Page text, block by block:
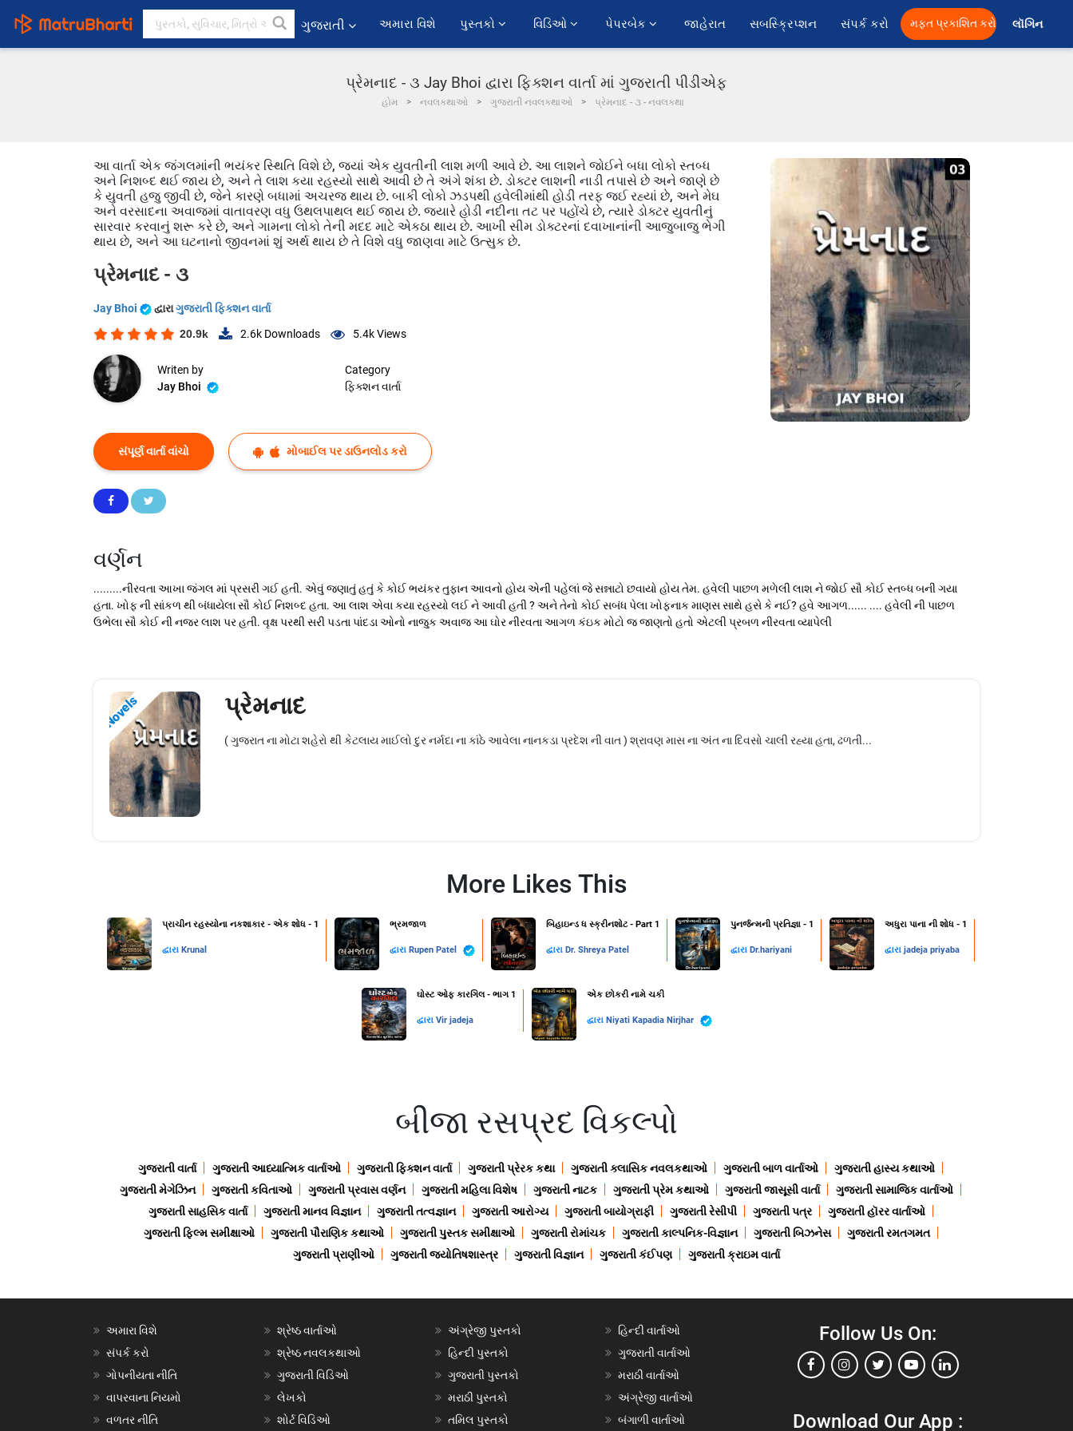
ગુજરાતી અમારા વિશે પુસ્તકો વિડિઓ પેપરબેક જાહેરાત સબસ્ક્રિપ્શન સંપર્ક કરો મફત પ્રકાશિત કરો લૉગિન
પ્રેમનાદ - ૩ Jay Bhoi દ્વારા ફિક્શન વાર્તા માં ગુજરાતી પીડીએફ
હોમ નવલકથાઓ ગુજરાતી નવલકથાઓ પ્રેમનાદ - ૩ - નવલકથા
આ વાર્તા એક જંગલમાંની ભયંકર સ્થિતિ વિશે છે, જ્યાં એક યુવતીની લાશ મળી આવે છે. આ લાશને જોઈને બધા લોકો સ્તબ્ધ
અને નિશબ્દ થઈ જાય છે, અને તે લાશ કયા રહસ્યો સાથે આવી છે તે અંગે શંકા છે. ડોક્ટર લાશની નાડી તપાસે છે અને જાણે છે
કે યુવતી હજુ જીવી છે, જેને કારણે બધામાં અચરજ થાય છે. બાકી લોકો ઝડપથી હવેલીમાંથી હોડી તરફ જઈ રહ્યાં છે, અને મેઘ
અને વરસાદના અવાજમાં વાતાવરણ વધુ ઉથલપાથલ થઈ જાય છે. જ્યારે હોડી નદીના તટ પર પહોંચે છે, ત્યારે ડોક્ટર યુવતીનું
સારવાર કરવાનું શરૂ કરે છે, અને ગામના લોકો તેની મદદ માટે એકઠા થાય છે. આખી સીમ ડોક્ટરનાં દવાખાનાંની આજુબાજુ ભેગી
થાય છે, અને આ ઘટનાનો જીવનમાં શું અર્થ થાય છે તે વિશે વધુ જાણવા માટે ઉત્સુક છે.
પ્રેમનાદ - ૩
Jay Bhoi દ્વારાગુજરાતી ફિક્શન વાર્તા
20.9k 2.6k Downloads 5.4kViews
Writen by
Jay Bhoi
Category
ફિક્શન વાર્તા
સંપૂર્ણ વાર્તા વાંચો મોબાઈલ પર ડાઉનલોડ કરો
વર્ણન
.........નીરવતા આખા જંગલ માં પ્રસરી ગઈ હતી. એવું જણાતું હતું કે કોઈ ભયંકર તુફાન આવનો હોય એની પહેલાં જે સન્નાટો છવાયો હોય તેમ. હવેલી પાછળ મળેલી લાશ ને જોઈ સૌ કોઈ સ્તબ્ધ બની ગયા
હતા. ખોફ ની સાંકળ થી બંધાયેલા સૌ કોઈ નિશબ્દ હતા. આ લાશ એવા કયા રહસ્યો લઈ ને આવી હતી ? અને તેનો કોઈ સબંધ પેલા ખોફનાક માણસ સાથે હસે કે નઈ? હવે આગળ...... .... હવેલી ની પાછળ
ઉભેલા સૌ કોઈ ની નજર લાશ પર હતી. વૃક્ષ પરથી સરી પડતા પાંદડા ઓનો નાજુક અવાજ આ ઘોર નીરવતા આગળ કંઇક મોટો જ જાણતો હતો એટલી પ્રબળ નીરવતા વ્યાપેલી
Novels પ્રેમનાદ
( ગુજરાત ના મોટા શહેરો થી કેટલાય માઈલો દુર નર્મદા ના કાંઠે આવેલા નાનકડા પ્રદેશ ની વાત ) શ્રાવણ માસ ના અંત ના દિવસો ચાલી રહ્યા હતા, ઢળતી...
More Likes This
પ્રાચીન રહસ્યોના નકશાકાર - એક શોધ - 1
દ્વારા Krunal
ભ્રમજાળ
દ્વારા Rupen Patel
બિહાઇન્ડ ધ સ્ક્રીનશોટ - Part 1
દ્વારા Dr. Shreya Patel
પુનર્જન્મની પ્રતિજ્ઞા - 1
દ્વારા Dr.hariyani
અધુરા પાના ની શોધ - 1
દ્વારા jadeja priyaba
ઘોસ્ટ ઓફ કારગિલ - ભાગ 1
દ્વારા Vir jadeja
એક છોકરી નામે ચકી
દ્વારા Niyati Kapadia Nirjhar
બીજા રસપ્રદ વિકલ્પો
ગુજરાતી વાર્તા ગુજરાતી આધ્યાત્મિક વાર્તાઓ ગુજરાતી ફિક્શન વાર્તા ગુજરાતી પ્રેરક કથા ગુજરાતી ક્લાસિક નવલકથાઓ ગુજરાતી બાળ વાર્તાઓ
ગુજરાતી હાસ્ય કથાઓ
ગુજરાતી મેગેઝિન
ગુજરાતી કવિતાઓ ગુજરાતી પ્રવાસ વર્ણન ગુજરાતી મહિલા વિશેષ ગુજરાતી નાટક ગુજરાતી પ્રેમ કથાઓ ગુજરાતી જાસૂસી વાર્તા
ગુજરાતી સામાજિક વાર્તાઓ
ગુજરાતી સાહસિક વાર્તા
ગુજરાતી માનવ વિજ્ઞાન ગુજરાતી તત્વજ્ઞાન ગુજરાતી આરોગ્ય ગુજરાતી બાયોગ્રાફી ગુજરાતી રેસીપી ગુજરાતી પત્ર
ગુજરાતી હૉરર વાર્તાઓ
ગુજરાતી ફિલ્મ સમીક્ષાઓ
ગુજરાતી પૌરાણિક કથાઓ ગુજરાતી પુસ્તક સમીક્ષાઓ ગુજરાતી રોમાંચક ગુજરાતી કાલ્પનિક-વિજ્ઞાન ગુજરાતી બિઝનેસ
ગુજરાતી રમતગમત
ગુજરાતી પ્રાણીઓ
ગુજરાતી જ્યોતિષશાસ્ત્ર ગુજરાતી વિજ્ઞાન ગુજરાતી કંઈપણ ગુજરાતી ક્રાઇમ વાર્તા
અમારા વિશે
સંપર્ક કરો
ગોપનીયતા નીતિ
વાપરવાના નિયમો
વળતર નીતિ
શ્રેષ્ઠ વાર્તાઓ
શ્રેષ્ઠ નવલકથાઓ
ગુજરાતી વિડિઓ
લેખકો
શોર્ટ વિડિઓ
અંગ્રેજી પુસ્તકો
હિન્દી પુસ્તકો
ગુજરાતી પુસ્તકો
મરાઠી પુસ્તકો
તમિલ પુસ્તકો
હિન્દી વાર્તાઓ
ગુજરાતી વાર્તાઓ
મરાઠી વાર્તાઓ
અંગ્રેજી વાર્તાઓ
બંગાળી વાર્તાઓ
Follow Us On:
Download Our App :